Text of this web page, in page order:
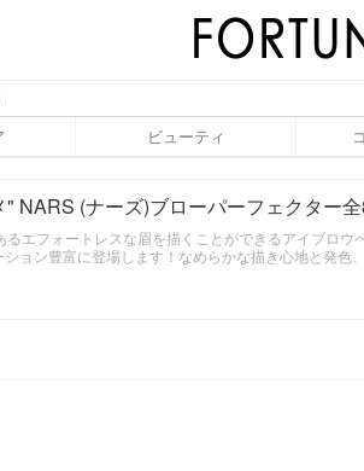
ビューティ
NARS (ナーズ)ブローパーフェクター全
エフォートレスな眉を描くことができるアイブロウ
ョン豊富に登場します！なめらかな描き心地と発色